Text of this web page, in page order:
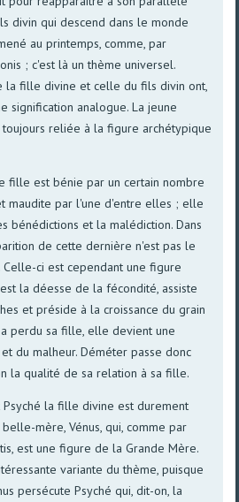
divin qui descend dans le monde
au printemps, comme, par
; c'est là un thème universel.
la fille divine et celle du fils divin ont,
signification analogue. La jeune
reliée à la figure archétypique
fille est bénie par un certain nombre
maudite par l'une d'entre elles ; elle
bénédictions et la malédiction. Dans
de cette dernière n'est pas le
ci est cependant une figure
la déesse de la fécondité, assiste
et préside à la croissance du grain
perdu sa fille, elle devient une
du malheur. Déméter passe donc
la qualité de sa relation à sa fille.
Psyché la fille divine est durement
mère, Vénus, qui, comme par
est une figure de la Grande Mère.
variante du thème, puisque
persécute Psyché qui, dit-on, la